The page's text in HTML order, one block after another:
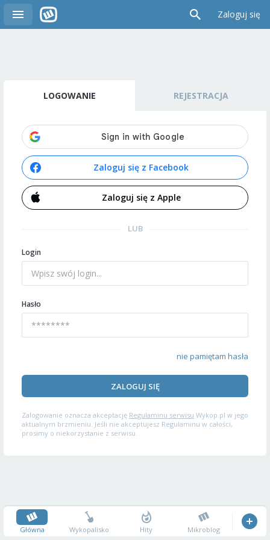
Zaloguj się
LOGOWANIE REJESTRACJA
Zaloguj się z Facebook
Zaloguj się z Apple
LUB
Login
Hasło
nie pamiętam hasła
ZALOGUJ SIĘ
Zalogowanie oznacza akceptację Regulaminu serwisu Wykop.pl w jego
aktualnym brzmieniu. Jeśli nie akceptujesz Regulaminu w całości,
prosimy o niekorzystanie z serwisu.
Główna Wykopalisko Hity Mikroblog